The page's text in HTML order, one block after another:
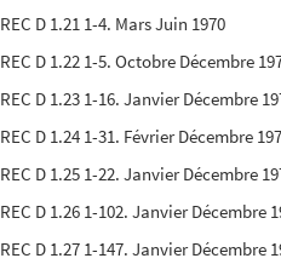
REC D 1.21 1-4. Mars Juin 1970
REC D 1.22 1-5. Octobre Décembre
REC D 1.23 1-16. Janvier Décembre
REC D 1.24 1-31. Février Décembre
REC D 1.25 1-22. Janvier Décembre
REC D 1.26 1-102. Janvier Décembre
REC D 1.27 1-147. Janvier Décembre